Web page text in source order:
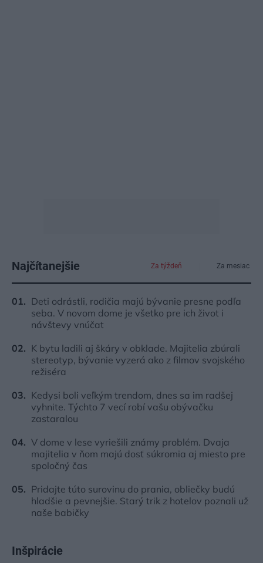
Najčítanejšie Za týždeň Za mesiac
Deti odrástli, rodičia majú bývanie presne podľa
seba. V novom dome je všetko pre ich život i
návštevy vnúčat
K bytu ladili aj škáry v obklade. Majitelia zbúrali
stereotyp, bývanie vyzerá ako z filmov svojského
režiséra
Kedysi boli veľkým trendom, dnes sa im radšej
vyhnite. Týchto 7 vecí robí vašu obývačku
zastaralou
V dome v lese vyriešili známy problém. Dvaja
majitelia v ňom majú dosť súkromia aj miesto pre
spoločný čas
Pridajte túto surovinu do prania, obliečky budú
hladšie a pevnejšie. Starý trik z hotelov poznali už
naše babičky
Inšpirácie